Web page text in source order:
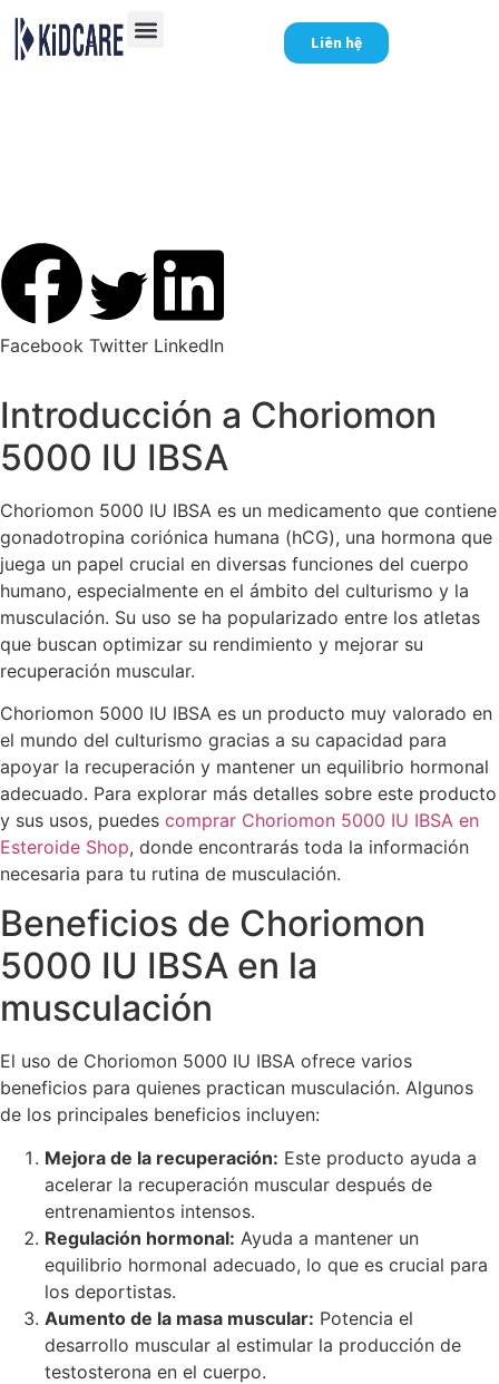
Liên hệ
Facebook Twitter LinkedIn
Introducción a Choriomon
5000 IU IBSA
Choriomon 5000 IU IBSA es un medicamento que contiene
gonadotropina coriónica humana (hCG), una hormona que
juega un papel crucial en diversas funciones del cuerpo
humano, especialmente en el ámbito del culturismo y la
musculación. Su uso se ha popularizado entre los atletas
que buscan optimizar su rendimiento y mejorar su
recuperación muscular.
Choriomon 5000 IU IBSA es un producto muy valorado en
el mundo del culturismo gracias a su capacidad para
apoyar la recuperación y mantener un equilibrio hormonal
adecuado. Para explorar más detalles sobre este producto
y sus usos, puedes comprar Choriomon 5000 IU IBSA en
Esteroide Shop, donde encontrarás toda la información
necesaria para tu rutina de musculación.
Beneficios de Choriomon
5000 IU IBSA en la
musculación
El uso de Choriomon 5000 IU IBSA ofrece varios
beneficios para quienes practican musculación. Algunos
de los principales beneficios incluyen:
Mejora de la recuperación: Este producto ayuda a
acelerar la recuperación muscular después de
entrenamientos intensos.
Regulación hormonal: Ayuda a mantener un
equilibrio hormonal adecuado, lo que es crucial para
los deportistas.
Aumento de la masa muscular: Potencia el
desarrollo muscular al estimular la producción de
testosterona en el cuerpo.